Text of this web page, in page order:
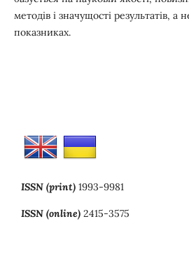
методів і значущості результатів,
показниках.
ISSN (print) 1993-9981
ISSN (online) 2415-3575